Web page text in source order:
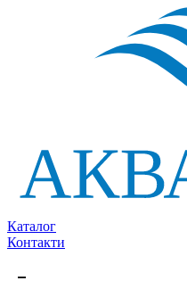
Каталог
Контакти